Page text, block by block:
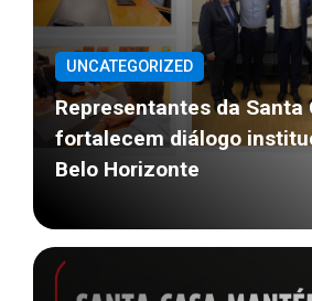
UNCATEGORIZED
Representantes da Santa
fortalecem diálogo
Belo Horizonte